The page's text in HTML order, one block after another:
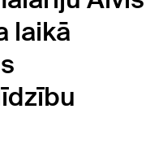
laikā